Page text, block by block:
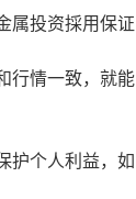
属投资採用保证
行情一致，就能
护个人利益，如